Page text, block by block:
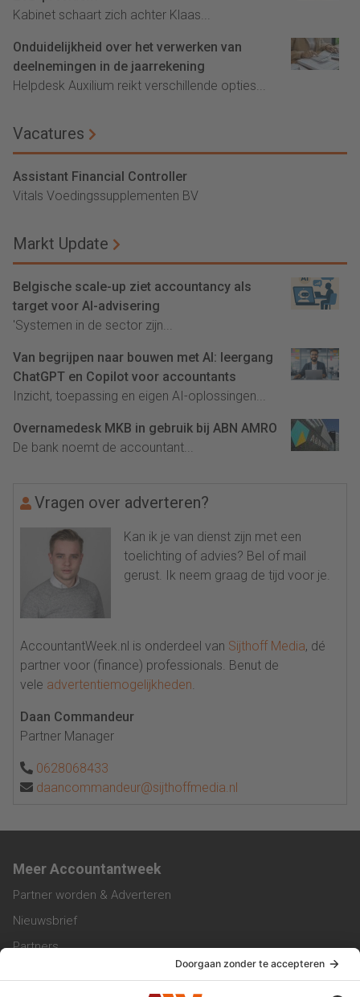
Kabinet schaart zich achter Klaas...
Onduidelijkheid over het verwerken van
deelnemingen in de jaarrekening
Helpdesk Auxilium reikt verschillende opties...
Vacatures
Assistant Financial Controller
Vitals Voedingssupplementen BV
Markt Update
Belgische scale-up ziet accountancy als
target voor AI-advisering
'Systemen in de sector zijn...
Van begrijpen naar bouwen met AI: leergang
ChatGPT en Copilot voor accountants
Inzicht, toepassing en eigen AI-oplossingen...
Overnamedesk MKB in gebruik bij ABN AMRO
De bank noemt de accountant...
Vragen over adverteren?
Kan ik je van dienst zijn met een
toelichting of advies? Bel of mail
gerust. Ik neem graag de tijd voor je.
AccountantWeek.nl is onderdeel van Sijthoff Media, dé
partner voor (finance) professionals. Benut de
vele advertentiemogelijkheden.
Daan Commandeur
Partner Manager
0628068433
daancommandeur@sijthoffmedia.nl
Meer Accountantweek
Partner worden & Adverteren
Nieuwsbrief
Partners